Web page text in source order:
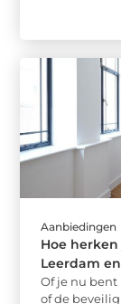
Aanbiedingen
Hoe
Leerdam
Of je nu
of de